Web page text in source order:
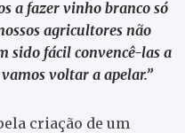
a fazer vinho branco só
agricultores não
sido fácil convencê-las a
voltar a apelar.”
criação de um